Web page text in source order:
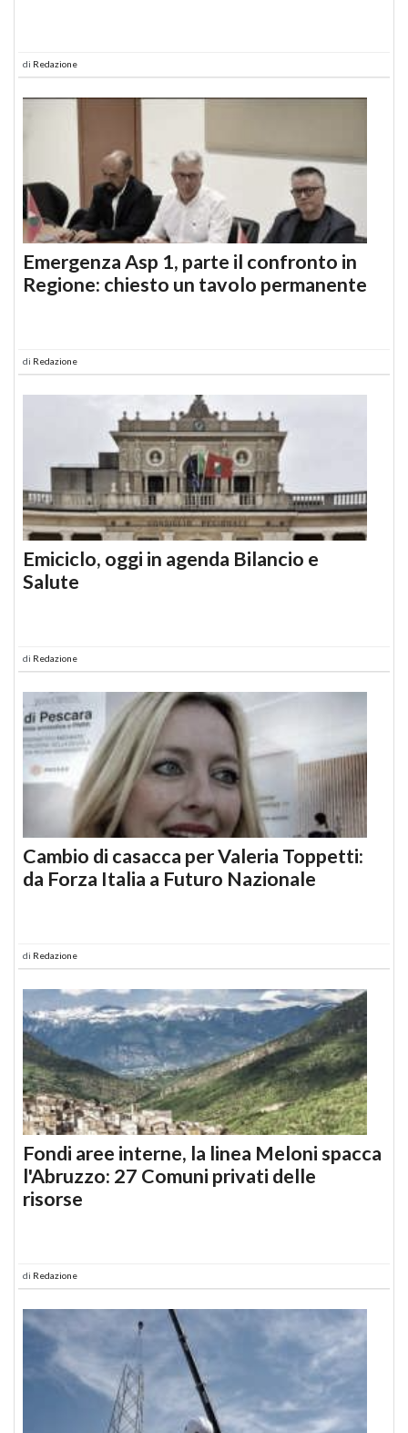
di Redazione
Emergenza Asp 1, parte il confronto in
Regione: chiesto un tavolo permanente
di Redazione
Emiciclo, oggi in agenda Bilancio e
Salute
di Redazione
Cambio di casacca per Valeria Toppetti:
da Forza Italia a Futuro Nazionale
di Redazione
Fondi aree interne, la linea Meloni spacca
l'Abruzzo: 27 Comuni privati delle
risorse
di Redazione